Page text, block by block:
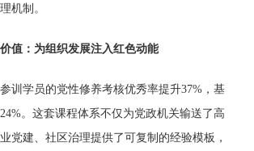
机制。
值：为组织发展注入红色动能‌
学员的党性修养考核优秀率提升37%，基
。这套课程体系不仅为党政机关输送了高
党建、社区治理提供了可复制的经验模板，